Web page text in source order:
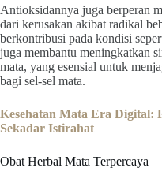
Antioksidannya juga berperan
dari kerusakan akibat radikal
berkontribusi pada kondisi
juga membantu meningkatkan
mata, yang esensial untuk
bagi sel-sel mata.
Kesehatan Mata Era Digital:
Sekadar Istirahat
Obat Herbal Mata Terpercaya